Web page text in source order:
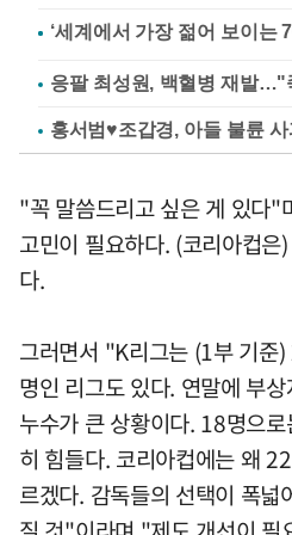
응팔 최성원, 백혈병 재발…"
홍서범♥조갑경, 아들 불륜
"꼭 말씀드리고 싶은 게 있다"
고민이 필요하다. (코리아컵
다.
그러면서 "K리그는 (1부 기준
명인 리그도 있다. 연말에 부
누수가 큰 상황이다. 18명으
히 힘들다. 코리아컵에는 왜
르겠다. 감독들의 선택이 폭넓